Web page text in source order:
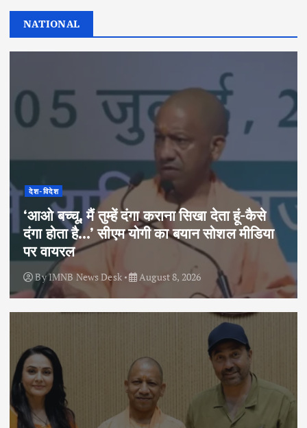
NATIONAL
देश-विदेश
‘आओ बच्चू, मैं तुम्हें दंगा कराना सिखा देता हूं-कैसे
दंगा होता है…’ सीएम योगी का बयान सोशल मीडिया
पर वायरल
ByIMNB News Desk August 8, 2026